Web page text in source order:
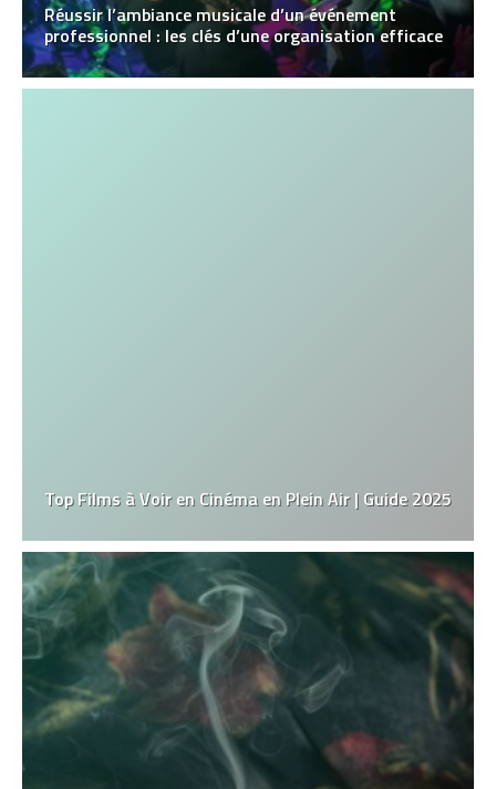
Réussir l’ambiance musicale d’un événement
professionnel : les clés d’une organisation efficace
Top Films à Voir en Cinéma en Plein Air | Guide 2025